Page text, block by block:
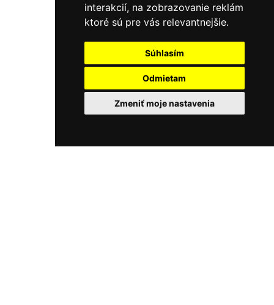
interakcií, na zobrazovanie reklám
ktoré sú pre vás relevantnejšie.
Súhlasím
Odmietam
Zmeniť moje nastavenia